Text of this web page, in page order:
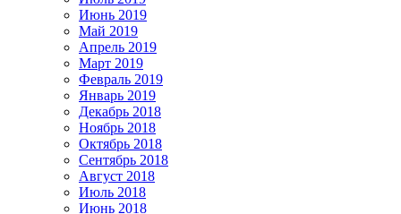
Июнь 2019
Май 2019
Апрель 2019
Март 2019
Февраль 2019
Январь 2019
Декабрь 2018
Ноябрь 2018
Октябрь 2018
Сентябрь 2018
Август 2018
Июль 2018
Июнь 2018